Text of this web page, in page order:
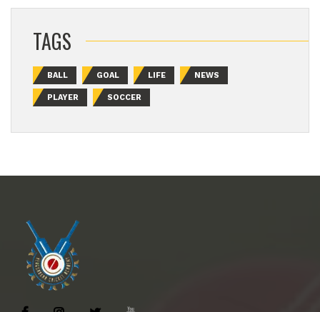
TAGS
BALL GOAL LIFE NEWS
PLAYER SOCCER